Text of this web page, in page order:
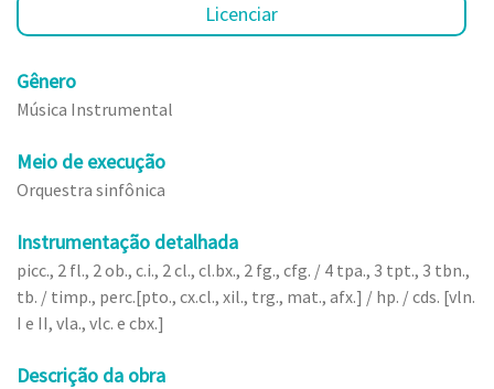
Licenciar
Gênero
Música Instrumental
Meio de execução
Orquestra sinfônica
Instrumentação detalhada
picc., 2 fl., 2 ob., c.i., 2 cl., cl.bx., 2 fg., cfg. / 4 tpa., 3 tpt., 3 tbn.,
tb. / timp., perc.[pto., cx.cl., xil., trg., mat., afx.] / hp. / cds. [vln.
I e II, vla., vlc. e cbx.]
Descrição da obra